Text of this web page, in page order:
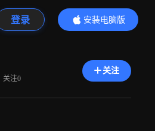
登录
安装电脑版
内容更精彩
关注0
关注